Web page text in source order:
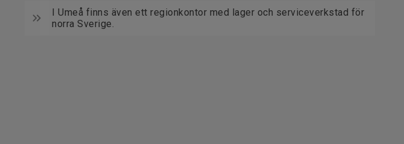
I Umeå finns även ett regionkontor med lager och serviceverkstad för
norra Sverige.